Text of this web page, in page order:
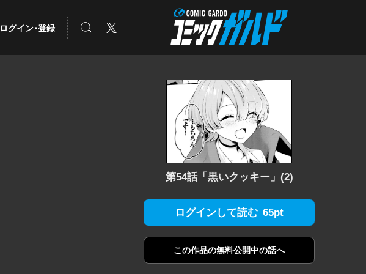
コミックガルド
ログイン･登録 検索 X
第54話「黒いクッキー」(2)
ログインして読む 65pt
この作品の無料公開中の話へ